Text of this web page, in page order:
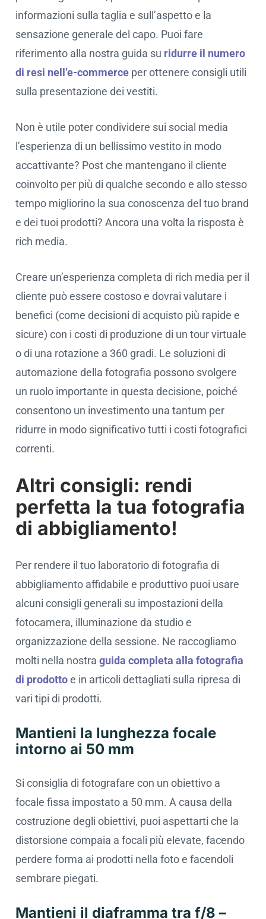
informazioni sulla taglia e sull’aspetto e la
sensazione generale del capo. Puoi fare
riferimento alla nostra guida su ridurre il numero
di resi nell’e-commerce per ottenere consigli utili
sulla presentazione dei vestiti.
Non è utile poter condividere sui social media
l’esperienza di un bellissimo vestito in modo
accattivante? Post che mantengano il cliente
coinvolto per più di qualche secondo e allo stesso
tempo migliorino la sua conoscenza del tuo brand
e dei tuoi prodotti? Ancora una volta la risposta è
rich media.
Creare un’esperienza completa di rich media per il
cliente può essere costoso e dovrai valutare i
benefici (come decisioni di acquisto più rapide e
sicure) con i costi di produzione di un tour virtuale
o di una rotazione a 360 gradi. Le soluzioni di
automazione della fotografia possono svolgere
un ruolo importante in questa decisione, poiché
consentono un investimento una tantum per
ridurre in modo significativo tutti i costi fotografici
correnti.
Altri consigli: rendi
perfetta la tua fotografia
di abbigliamento!
Per rendere il tuo laboratorio di fotografia di
abbigliamento affidabile e produttivo puoi usare
alcuni consigli generali su impostazioni della
fotocamera, illuminazione da studio e
organizzazione della sessione. Ne raccogliamo
molti nella nostra guida completa alla fotografia
di prodottoe in articoli dettagliati sulla ripresa di
vari tipi di prodotti.
Mantieni la lunghezza focale
intorno ai 50 mm
Si consiglia di fotografare con un obiettivo a
focale fissa impostato a 50 mm. A causa della
costruzione degli obiettivi, puoi aspettarti che la
distorsione compaia a focali più elevate, facendo
perdere forma ai prodotti nella foto e facendoli
sembrare piegati.
Mantieni il diaframma tra f/8 –